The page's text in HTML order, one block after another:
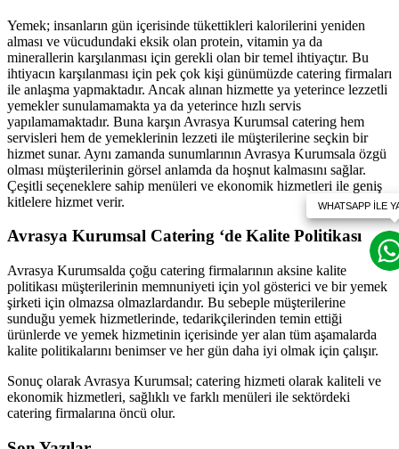
Yemek; insanların gün içerisinde tükettikleri kalorilerini yeniden
alması ve vücudundaki eksik olan protein, vitamin ya da
minerallerin karşılanması için gerekli olan bir temel ihtiyaçtır. Bu
ihtiyacın karşılanması için pek çok kişi günümüzde catering firmaları
ile anlaşma yapmaktadır. Ancak alınan hizmette ya yeterince lezzetli
yemekler sunulamamakta ya da yeterince hızlı servis
yapılamamaktadır. Buna karşın Avrasya Kurumsal catering hem
servisleri hem de yemeklerinin lezzeti ile müşterilerine seçkin bir
hizmet sunar. Aynı zamanda sunumlarının Avrasya Kurumsala özgü
olması müşterilerinin görsel anlamda da hoşnut kalmasını sağlar.
Çeşitli seçeneklere sahip menüleri ve ekonomik hizmetleri ile geniş
kitlelere hizmet verir.
Avrasya Kurumsal Catering ‘de Kalite Politikası
Avrasya Kurumsalda çoğu catering firmalarının aksine kalite
politikası müşterilerinin memnuniyeti için yol gösterici ve bir yemek
şirketi için olmazsa olmazlardandır. Bu sebeple müşterilerine
sunduğu yemek hizmetlerinde, tedarikçilerinden temin ettiği
ürünlerde ve yemek hizmetinin içerisinde yer alan tüm aşamalarda
kalite politikalarını benimser ve her gün daha iyi olmak için çalışır.
Sonuç olarak Avrasya Kurumsal; catering hizmeti olarak kaliteli ve
ekonomik hizmetleri, sağlıklı ve farklı menüleri ile sektördeki
catering firmalarına öncü olur.